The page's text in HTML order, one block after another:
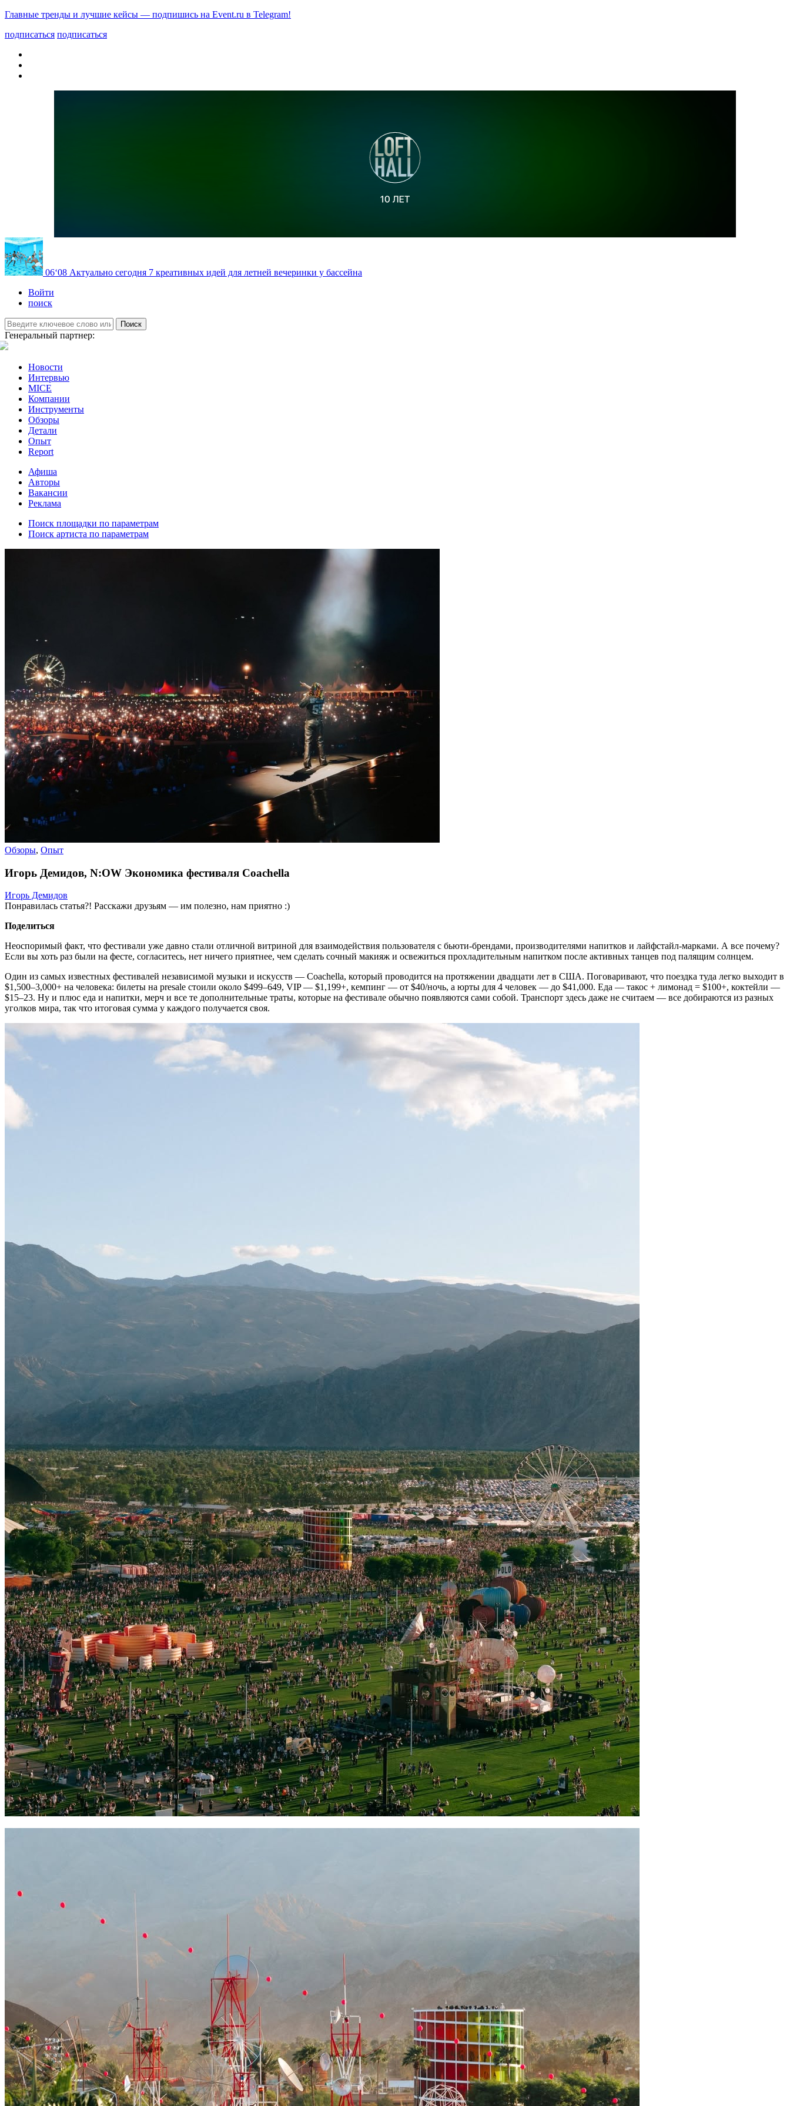
Главные тренды и лучшие кейсы — подпишись на Event.ru в Telegram!
подписаться подписаться
06‘08 Актуально сегодня 7 креативных идей для летней вечеринки у бассейна
Войти
поиск
Поиск
Генеральный партнер:
Новости
Интервью
MICE
Компании
Инструменты
Обзоры
Детали
Опыт
Report
Афиша
Авторы
Вакансии
Реклама
Поиск площадки по параметрам
Поиск артиста по параметрам
Обзоры, Опыт
Игорь Демидов, N:OW Экономика фестиваля Coachella
Игорь Демидов
Понравилась статья?! Расскажи друзьям — им полезно, нам приятно :)
Поделиться
Неоспоримый факт, что фестивали уже давно стали отличной витриной для взаимодействия пользователя с бьюти-брендами, производителями напитков и лайфстайл‑марками. А все почему?
Если вы хоть раз были на фесте, согласитесь, нет ничего приятнее, чем сделать сочный макияж и освежиться прохладительным напитком после активных танцев под палящим солнцем.
Один из самых известных фестивалей независимой музыки и искусств — Coachellа, который проводится на протяжении двадцати лет в США. Поговаривают, что поездка туда легко выходит в
$1,500–3,000+ на человека: билеты на presale стоили около $499–649, VIP — $1,199+, кемпинг — от $40/ночь, а юрты для 4 человек — до $41,000. Еда — такос + лимонад = $100+, коктейли —
$15–23. Ну и плюс еда и напитки, мерч и все те дополнительные траты, которые на фестивале обычно появляются сами собой. Транспорт здесь даже не считаем — все добираются из разных
уголков мира, так что итоговая сумма у каждого получается своя.